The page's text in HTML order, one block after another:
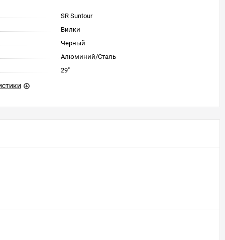
SR Suntour
Вилки
Черный
Алюминий/Cталь
29"